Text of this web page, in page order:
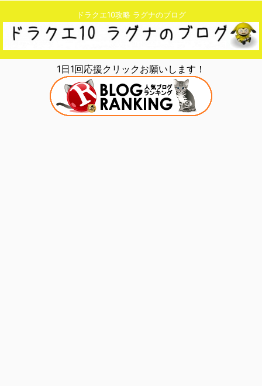
ドラクエ10攻略 ラグナのブログ
1日1回応援クリックお願いします！